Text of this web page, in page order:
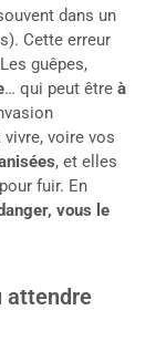
dans un
Cette erreur
guêpes,
… qui peut être à
voire vos
, et elles
fuir. En
vous le
attendre